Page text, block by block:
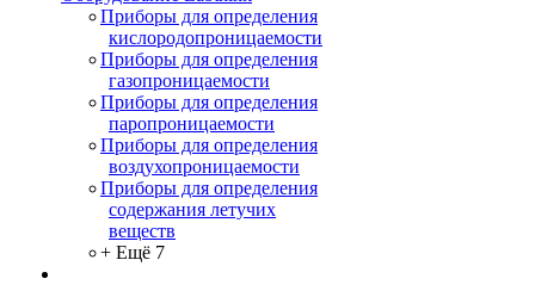
Приборы для определения
кислородопроницаемости
Приборы для определения
газопроницаемости
Приборы для определения
паропроницаемости
Приборы для определения
воздухопроницаемости
Приборы для определения
содержания летучих
веществ
+ Ещё 7